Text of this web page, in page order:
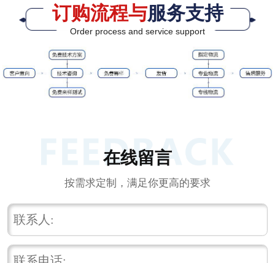
订购流程与服务支持
Order process and service support
在线留言
按需求定制，满足你更高的要求